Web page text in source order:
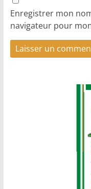
Enregistrer mon
navigateur pour